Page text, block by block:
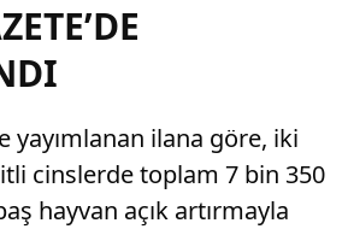
yayımlanan ilana göre, iki
cinslerde toplam 7 bin 350
hayvan açık artırmayla